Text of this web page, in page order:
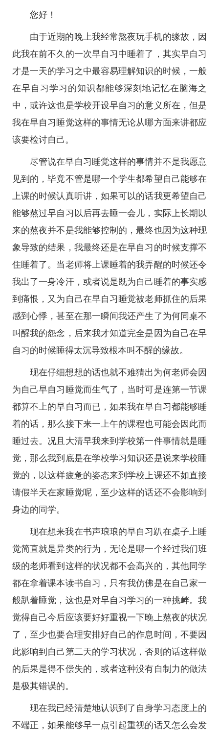
您好！
由于近期的晚上我经常熬夜玩手机的缘故，因
此我在前不久的一次早自习中睡着了，其实早自习
才是一天的学习之中最容易理解知识的时候，一般
在早自习学习的知识都能够深刻地记忆在脑海之
中，或许这也是学校开设早自习的意义所在，但是
我在早自习睡觉这样的事情无论从哪方面来讲都应
该要检讨自己。
尽管说在早自习睡觉这样的事情并不是我愿意
见到的，毕竟不管是哪一个学生都希望自己能够在
上课的时候认真听讲，如果可以的话我更希望自己
能够熬过早自习以后再去睡一会儿，实际上长期以
来的熬夜并不是我能够控制的，最终也因为这种现
象导致的结果，我最终还是在早自习的时候支撑不
住睡着了。当老师将上课睡着的我弄醒的时候还令
我出了一身冷汗，或者说是既为自己睡着的事实感
到痛恨，又为自己在早自习睡觉被老师抓住的后果
感到心悸，甚至在那一瞬间我还产生了为何同桌不
叫醒我的怨念，后来我才知道完全是因为自己在早
自习的时候睡得太沉导致根本叫不醒的缘故。
现在仔细想想的话也就不难猜出为何老师会因
为自己早自习睡觉而生气了，当时可是连第一节课
都算不上的早自习而已，如果我在早自习都能够睡
着的话，那么接下来一上午的课程也可能会因此而
睡过去。况且大清早我来到学校第一件事情就是睡
觉，那么我到底是在学校学习知识还是说来学校睡
觉的，以这样疲惫的姿态来到学校上课还不如直接
请假半天在家睡觉呢，至少这样的话还不会影响到
身边的同学。
现在想来我在书声琅琅的早自习趴在桌子上睡
觉简直就是异类的行为，无论是哪一个经过我们班
级的老师看到这样的状况都不会高兴的，其他同学
都在拿着课本读书自习，只有我仿佛是在自己家一
般趴着睡觉，这也是对早自习学习的一种挑衅。我
觉得自己今后应该要好好重视一下晚上熬夜的状况
了，至少也要合理安排好自己的作息时间，不要因
此影响到自己第二天的学习状况，否则的话这样做
的后果是得不偿失的，或者这种没有自制力的做法
是极其错误的。
现在我已经清楚地认识到了自身学习态度上的
不端正，如果能够早一点引起重视的话又怎么会发